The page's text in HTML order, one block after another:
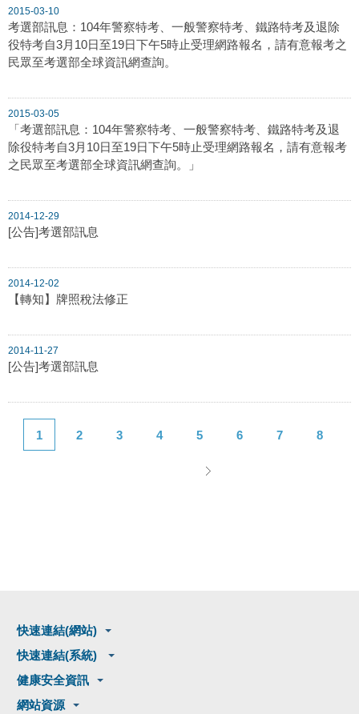
2015-03-10
考選部訊息：104年警察特考、一般警察特考、鐵路特考及退除
役特考自3月10日至19日下午5時止受理網路報名，請有意報考之
民眾至考選部全球資訊網查詢。
2015-03-05
「考選部訊息：104年警察特考、一般警察特考、鐵路特考及退
除役特考自3月10日至19日下午5時止受理網路報名，請有意報考
之民眾至考選部全球資訊網查詢。」
2014-12-29
[公告]考選部訊息
2014-12-02
【轉知】牌照稅法修正
2014-11-27
[公告]考選部訊息
1 2 3 4 5 6 7 8
快速連結(網站)
快速連結(系統)
健康安全資訊
網站資源